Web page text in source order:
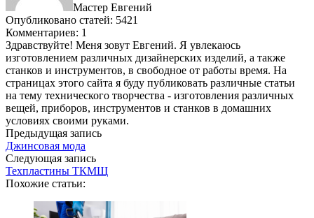
Мастер Евгений
Опубликовано статей: 5421
Комментариев: 1
Здравствуйте! Меня зовут Евгений. Я увлекаюсь
изготовлением различных дизайнерских изделий, а также
станков и инструментов, в свободное от работы время. На
страницах этого сайта я буду публиковать различные статьи
на тему технического творчества - изготовления различных
вещей, приборов, инструментов и станков в домашних
условиях своими руками.
Предыдущая запись
Джинсовая мода
Следующая запись
Техпластины ТКМЩ
Похожие статьи: